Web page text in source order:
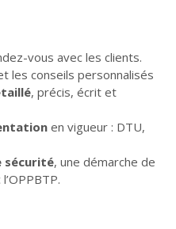
vous avec les clients.
les conseils personnalisés
, précis, écrit et
en vigueur : DTU,
sécurité, une démarche de